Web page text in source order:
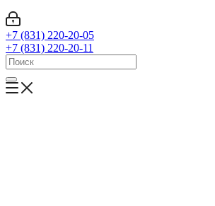
+7 (831) 220-20-05
+7 (831) 220-20-11